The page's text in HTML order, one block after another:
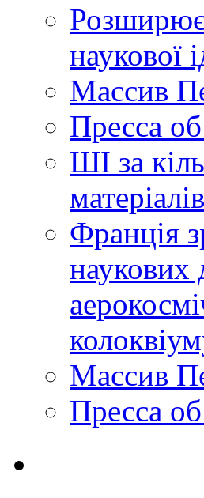
наукової
Массив
Пресса
ШІ за
Франція
наукових
Массив
Пресса